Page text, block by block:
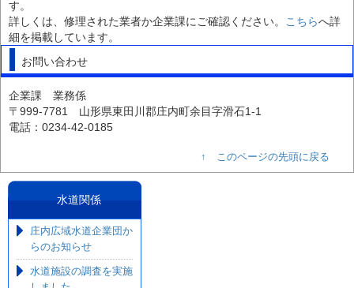
す
詳しくは、修理された業者か企業課にご確認ください。
こちらへ詳
細を掲載しています。
お問い合わせ
企業課 業務係
〒999-7781 山形県東田川郡庄内町余目字滑石1-1
電話：0234-42-0185
↑ このページの先頭に戻る
水道関係
庄内広域水道企業団か
らのお知らせ
水道施設の調査を実施